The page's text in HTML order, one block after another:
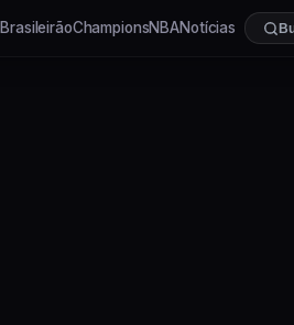
BrasileirãoChampionsNBANotícias